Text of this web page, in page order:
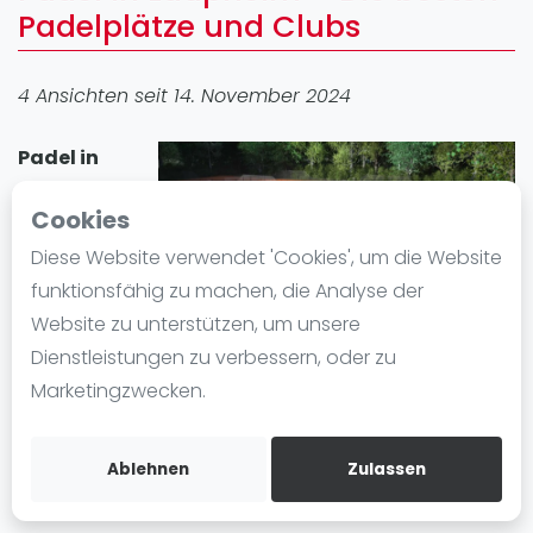
Cookies
Diese Website verwendet 'Cookies', um die Website
funktionsfähig zu machen, die Analyse der
Website zu unterstützen, um unsere
Dienstleistungen zu verbessern, oder zu
Marketingzwecken.
Ablehnen Zulassen
Ranking
Frauen
FIP Männer
Blog
Die Geschichte von Padel
Regeln und Punktzählung
Padel Schläge
Video
Padelplätze und Clubs
4 Ansichten seit 14. November 2024
Padel in
erfreut sich
großer
Beliebtheit. In
der Stadt gibt
es 1 Padel-
Standort mit insgesamt 2 Padelplatz plätze. Egal ob
Sie Padel spielen und einen Padelplatz einfach